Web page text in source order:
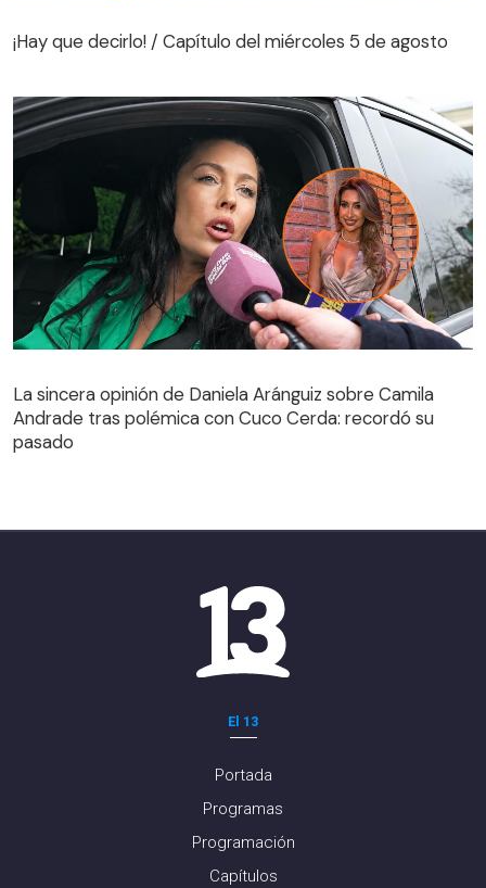
¡Hay que decirlo! / Capítulo del miércoles 5 de agosto
Andrade tras polémica con Cuco Cerda: recordó su
pasado
La sincera opinión de Daniela Aránguiz sobre Camila
Andrade tras polémica con Cuco Cerda: recordó su
pasado
El 13
Portada
Programas
Programación
Capítulos